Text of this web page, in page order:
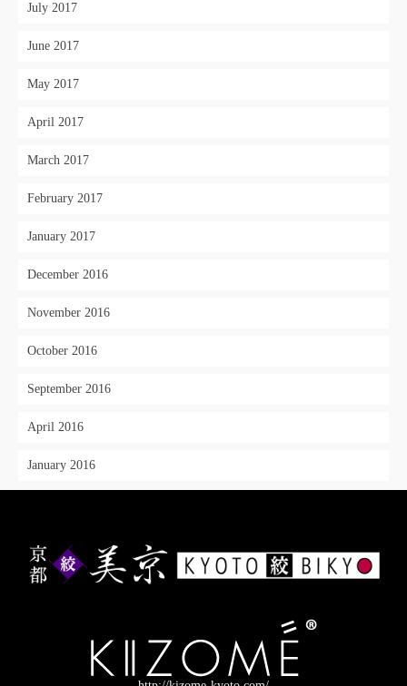
July 2017
June 2017
May 2017
April 2017
March 2017
February 2017
January 2017
December 2016
November 2016
October 2016
September 2016
April 2016
January 2016